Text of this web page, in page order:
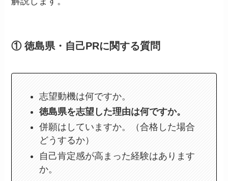
① 徳島県・自己PRに関する質問
志望動機は何ですか。
徳島県を志望した理由は何ですか。
併願はしていますか。（合格した場合
どうするか）
自己肯定感が高まった経験はあります
か。